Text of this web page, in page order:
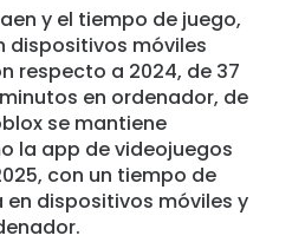
y el tiempo de juego,
dispositivos móviles
respecto a 2024, de 37
en ordenador, de
se mantiene
la app de videojuegos
con un tiempo de
dispositivos móviles y